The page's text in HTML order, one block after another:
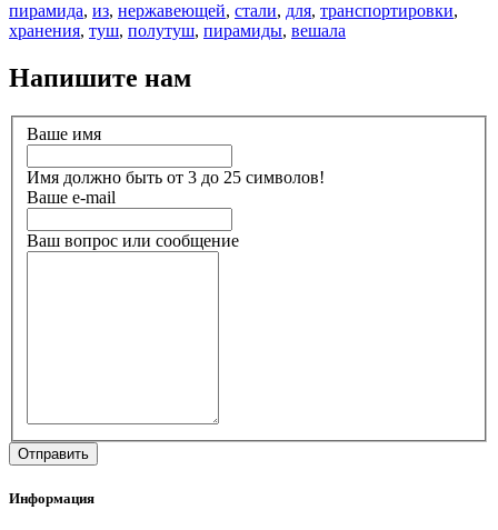
пирамида, из, нержавеющей, стали, для, транспортировки,
хранения, туш, полутуш, пирамиды, вешала
Напишите нам
Ваше имя
Имя должно быть от 3 до 25 символов!
Ваше e-mail
Ваш вопрос или сообщение
Информация